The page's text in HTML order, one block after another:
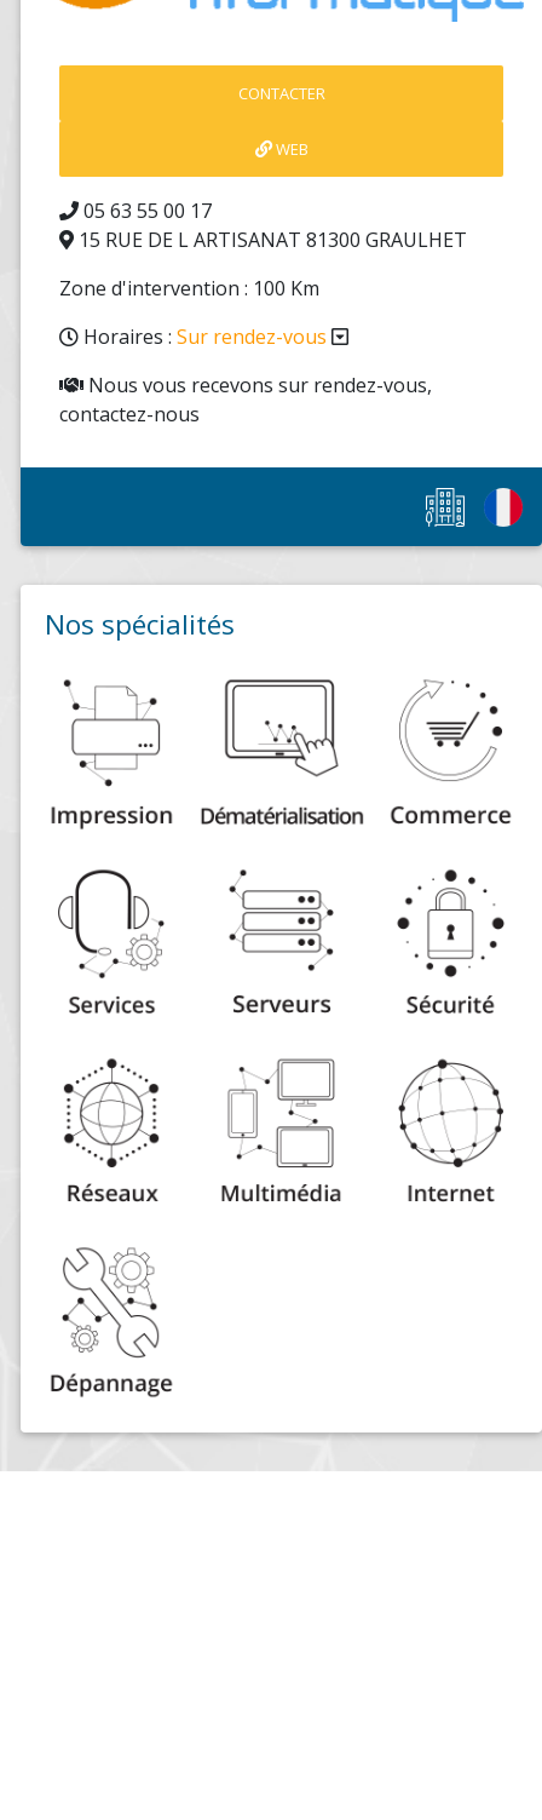
CONTACTER
WEB
05 63 55 00 17
15 RUE DE L ARTISANAT 81300 GRAULHET
Zone d'intervention : 100 Km
Horaires : Sur rendez-vous
Nous vous recevons sur rendez-vous,
contactez-nous
Nos spécialités